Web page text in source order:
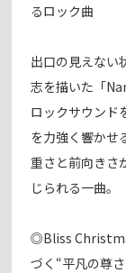
るロック曲
出口の見えない
志を描いた「
ロックサウンド
を力強く響かせ
重さと前向きさ
じられる一曲。
◎Bliss
づく“平凡の尊